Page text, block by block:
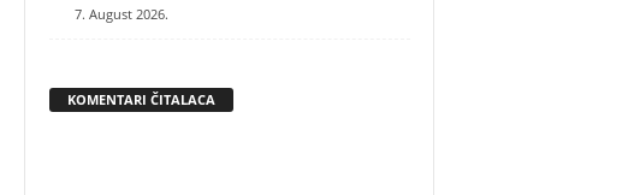
7. August 2026.
KOMENTARI ČITALACA